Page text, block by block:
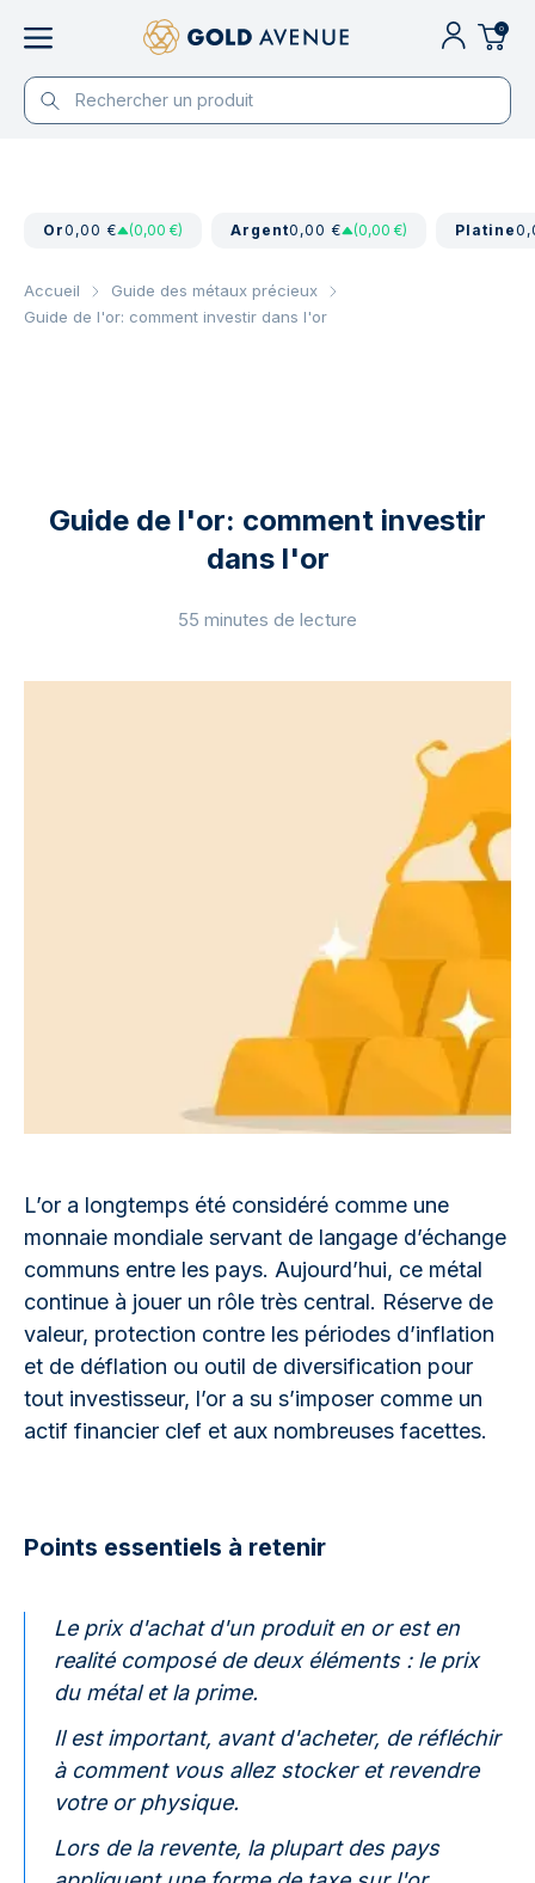
0
Or0,00 € (0,00 €) Argent0,00 € (0,00 €) Platine
Accueil
Guide des métaux précieux
Guide de l'or: comment investir dans l'or
Guide de l'or: comment investir
dans l'or
55 minutes de lecture
L’or a longtemps été considéré comme une
monnaie mondiale servant de langage d’échange
communs entre les pays. Aujourd’hui, ce métal
continue à jouer un rôle très central. Réserve de
valeur, protection contre les périodes d’inflation
et de déflation ou outil de diversification pour
tout investisseur, l’or a su s’imposer comme un
actif financier clef et aux nombreuses facettes.
Points essentiels à retenir
Le prix d'achat d'un produit en or est en
realité composé de deux éléments : le prix
du métal et la prime.
Il est important, avant d'acheter, de réfléchir
à comment vous allez stocker et revendre
votre or physique.
Lors de la revente, la plupart des pays